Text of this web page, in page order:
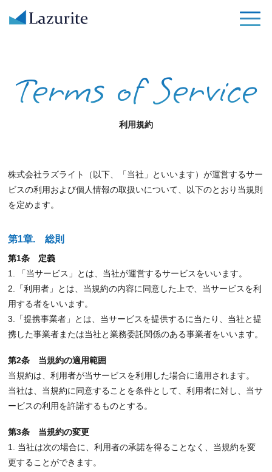
Terms of Service
利用規約
株式会社ラズライト（以下、「当社」といいます）が運営するサー
ビスの利用および個人情報の取扱いについて、以下のとおり当規則
を定めます。
第1章. 総則
第1条 定義
1. 「当サービス」とは、当社が運営するサービスをいいます。
2.「利用者」とは、当規約の内容に同意した上で、当サービスを利
用する者をいいます。
3.「提携事業者」とは、当サービスを提供するに当たり、当社と提
携した事業者または当社と業務委託関係のある事業者をいいます。
第2条 当規約の適用範囲
当規約は、利用者が当サービスを利用した場合に適用されます。
当社は、当規約に同意することを条件として、利用者に対し、当サ
ービスの利用を許諾するものとする。
第3条 当規約の変更
1. 当社は次の場合に、利用者の承諾を得ることなく、当規約を変
更することができます。